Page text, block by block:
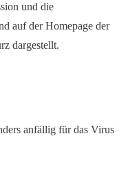
und die
auf der Homepage der
dargestellt.
anfällig für das Virus